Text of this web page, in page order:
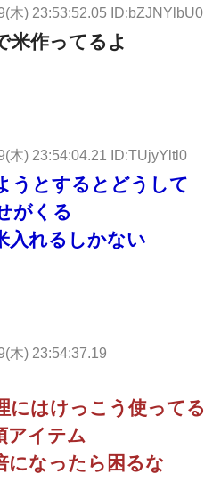
木) 23:53:52.05 ID:bZJNYlbU0
米作ってるよ
木) 23:54:04.21 ID:TUjyYltl0
うとするとどうして
がくる
入れるしかない
木) 23:54:37.19
にはけっこう使ってる
アイテム
になったら困るな